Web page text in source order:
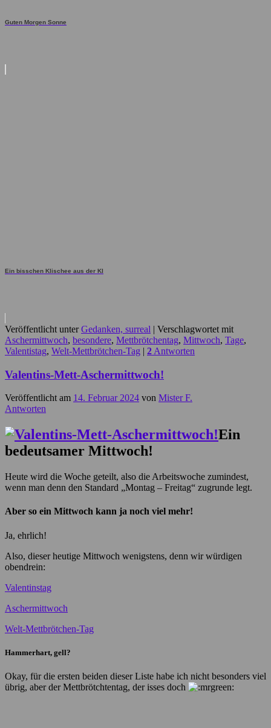
Guten Morgen Sonne
Ein bisschen Klischee aus der KI
Veröffentlicht unter Gedanken, surreal | Verschlagwortet mit
Aschermittwoch, besondere, Mettbrötchentag, Mittwoch, Tage,
Valentistag, Welt-Mettbrötchen-Tag | 2 Antworten
Valentins-Mett-Aschermittwoch!
Veröffentlicht am 14. Februar 2024 von Mister F.
Antworten
Ein
bedeutsamer Mittwoch!
Heute wird die Woche geteilt, also die Arbeitswoche zumindest,
wenn man denn den Standard „Montag – Freitag“ zugrunde legt.
Aber so ein Mittwoch kann ja noch viel mehr!
Ja, ehrlich!
Also, dieser heutige Mittwoch wenigstens, denn wir würdigen
obendrein:
Valentinstag
Aschermittwoch
Welt-Mettbrötchen-Tag
Hammerhart, gell?
Okay, für die ersten beiden dieser Liste habe ich nicht besonders viel
übrig, aber der Mettbrötchtentag, der isses doch